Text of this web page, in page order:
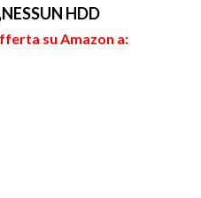
HDD
su Amazon a: